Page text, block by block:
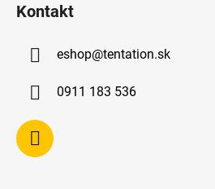
Kontakt
eshop@tentation.sk
0911 183 536